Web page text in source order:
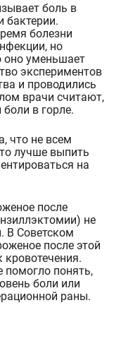
боль в
бактерии.
болезни
но
оно уменьшает
экспериментов
и проводились
врачи считают,
в горле.
что не всем
лучше выпить
на
после
не
В Советском
после этой
кровотечения.
помогло понять,
боли или
раны.